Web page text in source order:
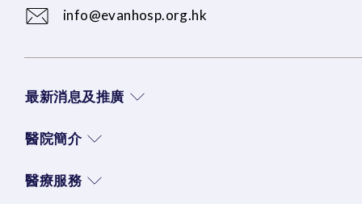
info@evanhosp.org.hk
最新消息及推廣
醫院簡介
醫療服務